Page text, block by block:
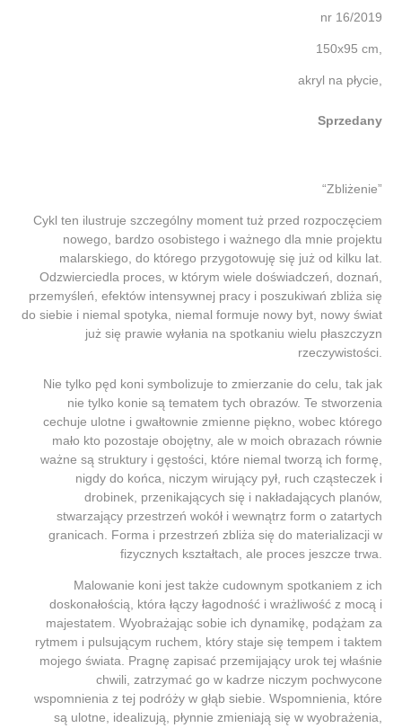
nr 16/2019
150x95 cm,
akryl na płycie,
Sprzedany
“Zbliżenie”
Cykl ten ilustruje szczególny moment tuż przed rozpoczęciem
nowego, bardzo osobistego i ważnego dla mnie projektu
malarskiego, do którego przygotowuję się już od kilku lat.
Odzwierciedla proces, w którym wiele doświadczeń, doznań,
przemyśleń, efektów intensywnej pracy i poszukiwań zbliża się
do siebie i niemal spotyka, niemal formuje nowy byt, nowy świat
już się prawie wyłania na spotkaniu wielu płaszczyzn
rzeczywistości.
Nie tylko pęd koni symbolizuje to zmierzanie do celu, tak jak
nie tylko konie są tematem tych obrazów. Te stworzenia
cechuje ulotne i gwałtownie zmienne piękno, wobec którego
mało kto pozostaje obojętny, ale w moich obrazach równie
ważne są struktury i gęstości, które niemal tworzą ich formę,
nigdy do końca, niczym wirujący pył, ruch cząsteczek i
drobinek, przenikających się i nakładających planów,
stwarzający przestrzeń wokół i wewnątrz form o zatartych
granicach. Forma i przestrzeń zbliża się do materializacji w
fizycznych kształtach, ale proces jeszcze trwa.
Malowanie koni jest także cudownym spotkaniem z ich
doskonałością, która łączy łagodność i wrażliwość z mocą i
majestatem. Wyobrażając sobie ich dynamikę, podążam za
rytmem i pulsującym ruchem, który staje się tempem i taktem
mojego świata. Pragnę zapisać przemijający urok tej właśnie
chwili, zatrzymać go w kadrze niczym pochwycone
wspomnienia z tej podróży w głąb siebie. Wspomnienia, które
są ulotne, idealizują, płynnie zmieniają się w wyobrażenia,